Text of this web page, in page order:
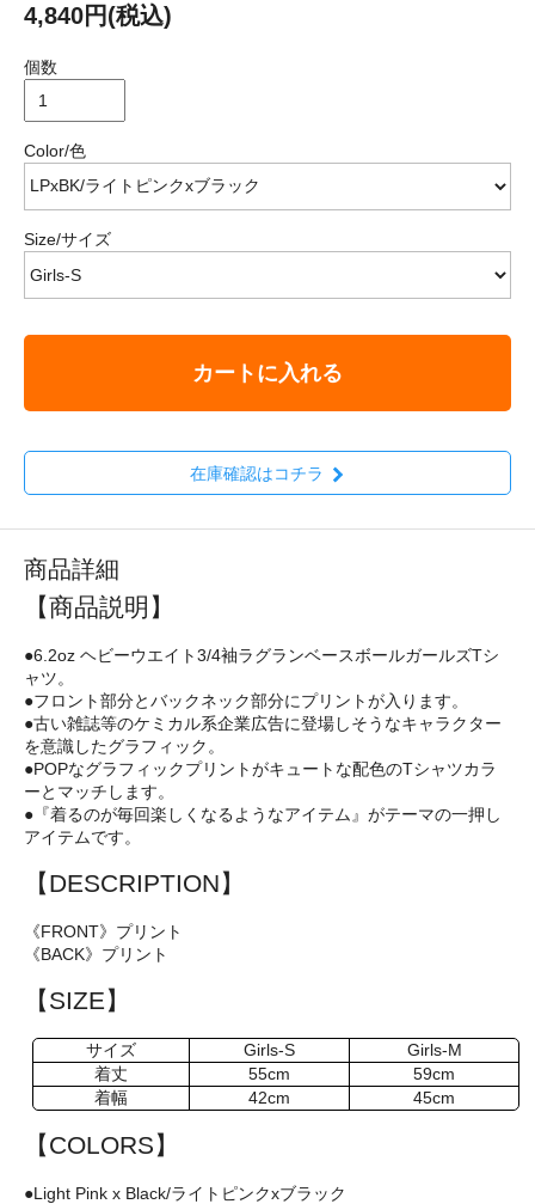
4,840円(税込)
個数
Color/色
Size/サイズ
カートに入れる
在庫確認はコチラ
商品詳細
【商品説明】
●6.2oz ヘビーウエイト3/4袖ラグランベースボールガールズTシ
ャツ。
●フロント部分とバックネック部分にプリントが入ります。
●古い雑誌等のケミカル系企業広告に登場しそうなキャラクター
を意識したグラフィック。
●POPなグラフィックプリントがキュートな配色のTシャツカラ
ーとマッチします。
●『着るのが毎回楽しくなるようなアイテム』がテーマの一押し
アイテムです。
【DESCRIPTION】
《FRONT》プリント
《BACK》プリント
【SIZE】
サイズ Girls-S
Girls-M
着丈
55cm
59cm
着幅
42cm 45cm
【COLORS】
●Light Pink x Black/ライトピンクxブラック